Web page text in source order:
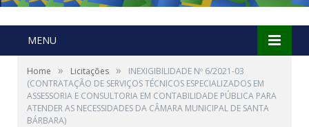
MENU
Home » Licitações »
INEXIGIBILIDADE Nº 6/2021-03
(CONTRATAÇÃO DE SERVIÇOS TÉCNICOS ESPECIALIZADOS EM
ASSESSORIA E CONSULTORIA EM CONTABILIDADE PÚBLICA PARA
ATENDER AS NECESSIDADES DA CÂMARA MUNICIPAL DE SANTA
BÁRBARA)